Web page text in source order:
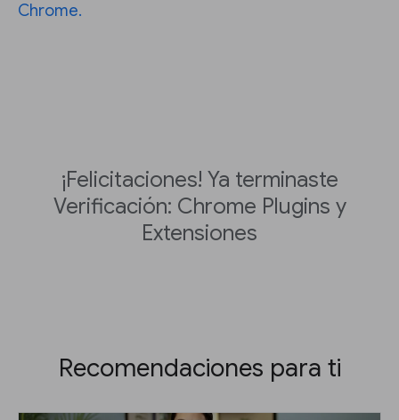
Chrome.
¡Felicitaciones! Ya terminaste
Verificación: Chrome Plugins y
Extensiones
Recomendaciones para ti